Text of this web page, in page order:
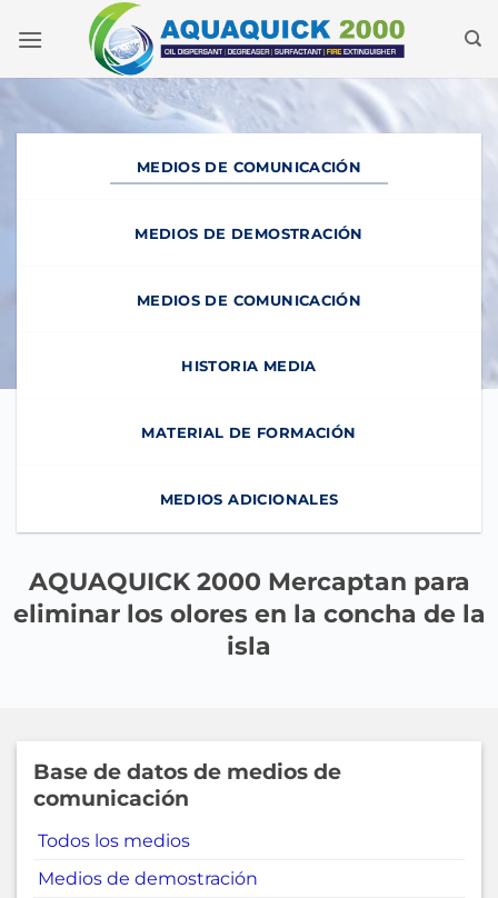
MEDIOS DE COMUNICACIÓN
MEDIOS DE DEMOSTRACIÓN
MEDIOS DE COMUNICACIÓN
HISTORIA MEDIA
MATERIAL DE FORMACIÓN
MEDIOS ADICIONALES
AQUAQUICK 2000 Mercaptan para
eliminar los olores en la concha de la
isla
Base de datos de medios de
comunicación
Todos los medios
Medios de demostración